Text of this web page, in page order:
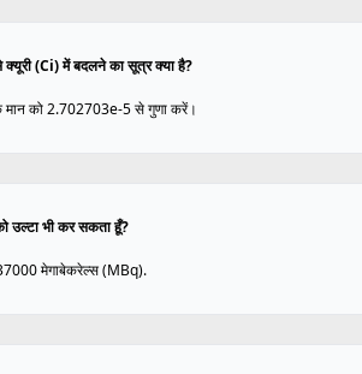
(Ci) में बदलने का सूत्र क्या है?
को 2.702703e-5 से गुणा करें।
उल्टा भी कर सकता हूँ?
मेगाबेकरेल्स (MBq).